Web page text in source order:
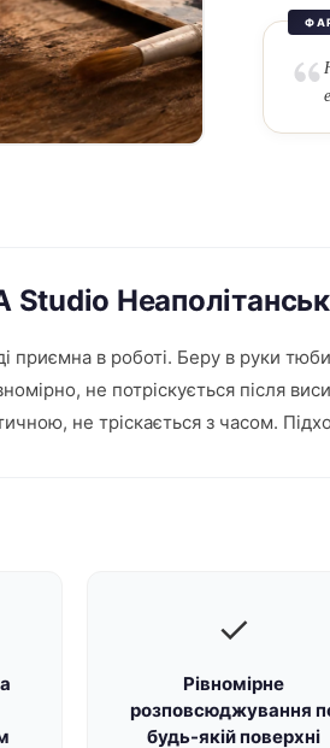
Studio
в роботі. Беру в руки
не потріскується після
не тріскається з часом.
✓
Рівномірне
розповсюджування
будь-якій поверхні